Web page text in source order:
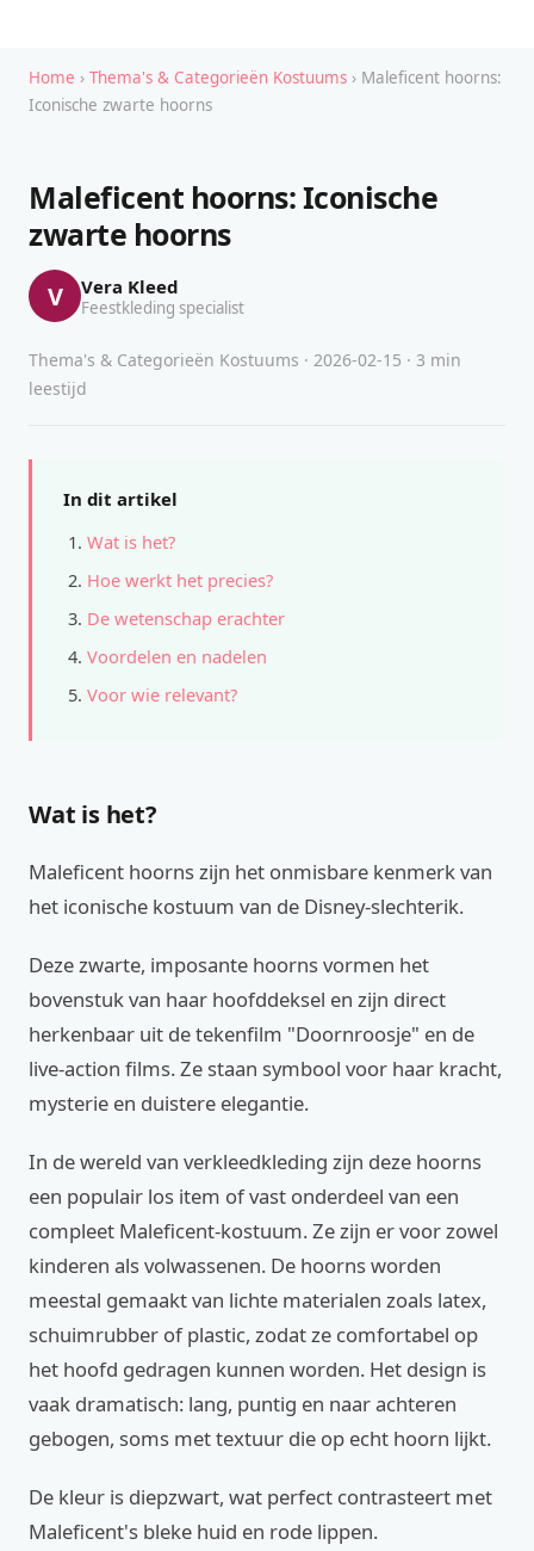
Home › Thema's & Categorieën Kostuums › Maleficent hoorns:
Iconische zwarte hoorns
Maleficent hoorns: Iconische
zwarte hoorns
V Vera Kleed
Feestkleding specialist
Thema's & Categorieën Kostuums · 2026-02-15 · 3 min
leestijd
In dit artikel
Wat is het?
Hoe werkt het precies?
De wetenschap erachter
Voordelen en nadelen
Voor wie relevant?
Wat is het?
Maleficent hoorns zijn het onmisbare kenmerk van
het iconische kostuum van de Disney-slechterik.
Deze zwarte, imposante hoorns vormen het
bovenstuk van haar hoofddeksel en zijn direct
herkenbaar uit de tekenfilm "Doornroosje" en de
live-action films. Ze staan symbool voor haar kracht,
mysterie en duistere elegantie.
In de wereld van verkleedkleding zijn deze hoorns
een populair los item of vast onderdeel van een
compleet Maleficent-kostuum. Ze zijn er voor zowel
kinderen als volwassenen. De hoorns worden
meestal gemaakt van lichte materialen zoals latex,
schuimrubber of plastic, zodat ze comfortabel op
het hoofd gedragen kunnen worden. Het design is
vaak dramatisch: lang, puntig en naar achteren
gebogen, soms met textuur die op echt hoorn lijkt.
De kleur is diepzwart, wat perfect contrasteert met
Maleficent's bleke huid en rode lippen.